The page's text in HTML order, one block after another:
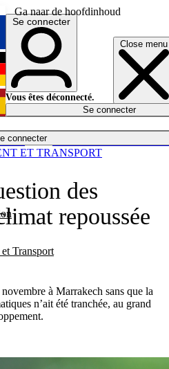
Ga naar de hoofdinhoud
Close menu
connecter
Transport
English
Deutsch
Español
Se connecter
Vous êtes déconnecté.
Se connecter
des
repoussée
à Marrakech sans que la
n’ait été tranchée, au grand
ET TRANSPORT